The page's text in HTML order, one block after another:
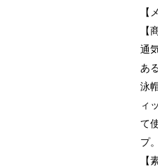
【
【
通
あ
泳
ィ
て
プ
【